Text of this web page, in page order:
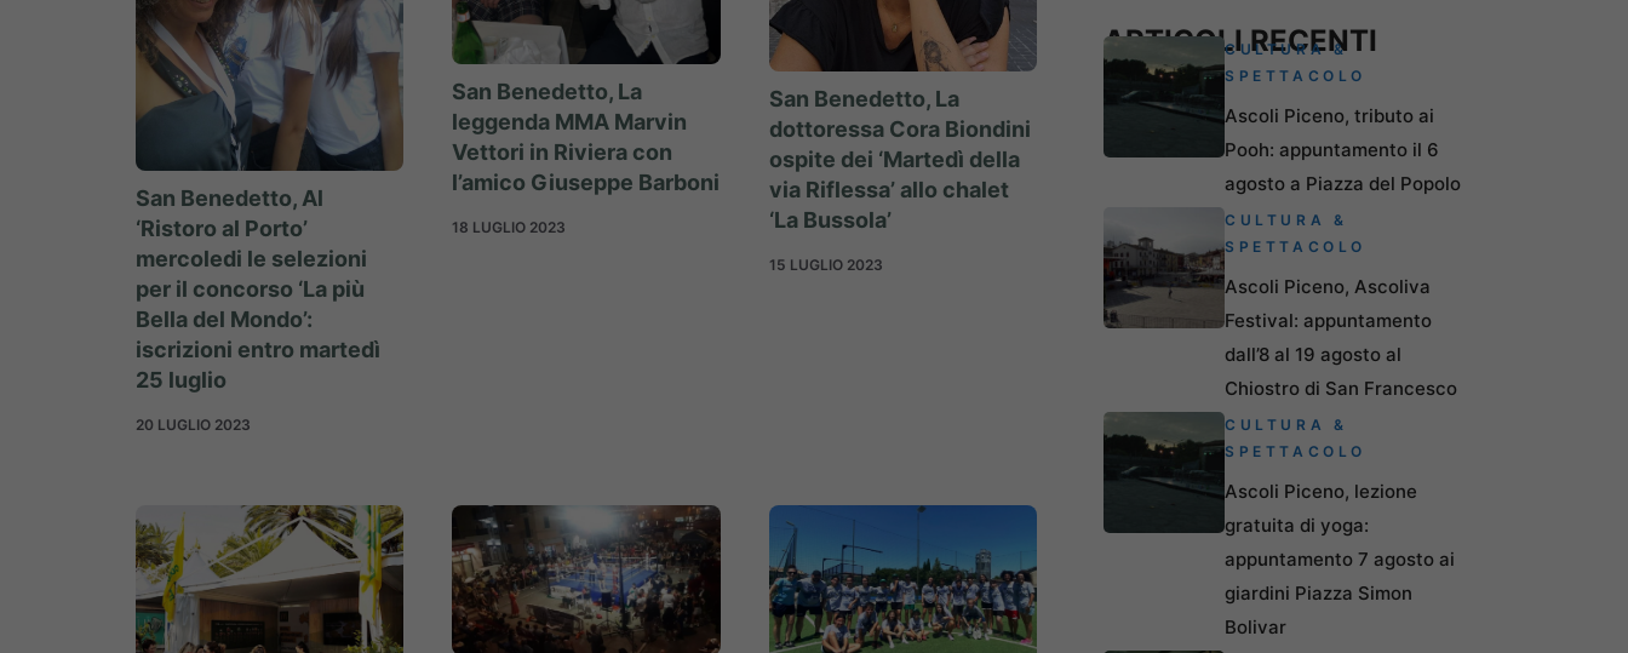
San Benedetto, Al
‘Ristoro al Porto’
mercoledi le selezioni
per il concorso ‘La più
Bella del Mondo’:
iscrizioni entro martedì
25 luglio
20 LUGLIO 2023
San Benedetto, La
leggenda MMA Marvin
Vettori in Riviera con
l’amico Giuseppe Barboni
18 LUGLIO 2023
San Benedetto, La
dottoressa Cora Biondini
ospite dei ‘Martedì della
via Riflessa’ allo chalet
‘La Bussola’
15 LUGLIO 2023
ARTICOLI RECENTI
CULTURA &
SPETTACOLO
Ascoli Piceno, tributo ai
Pooh: appuntamento il 6
agosto a Piazza del Popolo
CULTURA &
SPETTACOLO
Ascoli Piceno, Ascoliva
Festival: appuntamento
dall’8 al 19 agosto al
Chiostro di San Francesco
CULTURA &
SPETTACOLO
Ascoli Piceno, lezione
gratuita di yoga:
appuntamento 7 agosto ai
giardini Piazza Simon
Bolivar